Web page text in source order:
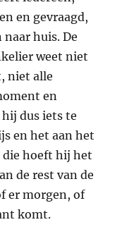
en gevraagd,
huis. De
weet niet
niet alle
en
hij dus iets te
en het aan het
die hoeft hij het
de rest van de
er morgen, of
komt.